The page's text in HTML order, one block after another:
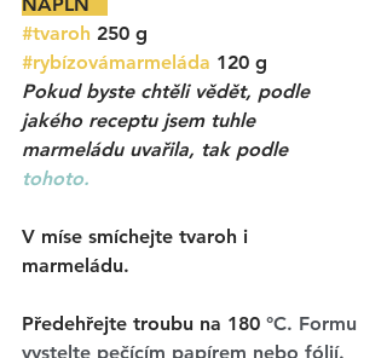
#tvaroh 250 g
#rybízovámarmeláda 120 g
Pokud byste chtěli vědět, podle
jakého receptu jsem tuhle
marmeládu uvařila, tak podle
tohoto.
V míse smíchejte tvaroh i
marmeládu.
Předehřejte troubu na 180 °C. Formu
vystelte pečícím papírem nebo fólií.